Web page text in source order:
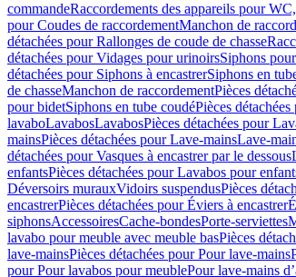
commandeRaccordements des appareils pour
pour Coudes de raccordementManchon de
détachées pour Rallonges de coude de chasse
détachées pour Vidages pour urinoirsSiphons
détachées pour Siphons à encastrerSiphons en
de chasseManchon de raccordementPièces
pour bidetSiphons en tube coudéPièces
lavaboLavabosLavabosPièces détachées pour
mainsPièces détachées pour Lave-mainsLave-
détachées pour Vasques à encastrer par le dessous
enfantsPièces détachées pour Lavabos pour
Déversoirs murauxVidoirs suspendusPièces
encastrerPièces détachées pour Éviers à encastrer
siphonsAccessoiresCache-bondesPorte-serviettes
lavabo pour meuble avec meuble basPièces
lave-mainsPièces détachées pour Pour lave-mains
pour Pour lavabos pour meublePour lave-mains